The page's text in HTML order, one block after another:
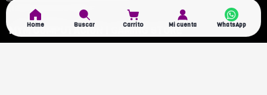
LIBRO DE QUEJAS ONLINE
MYM COMPUTACION | GAMING STORE
Home Buscar Carrito Mi cuenta